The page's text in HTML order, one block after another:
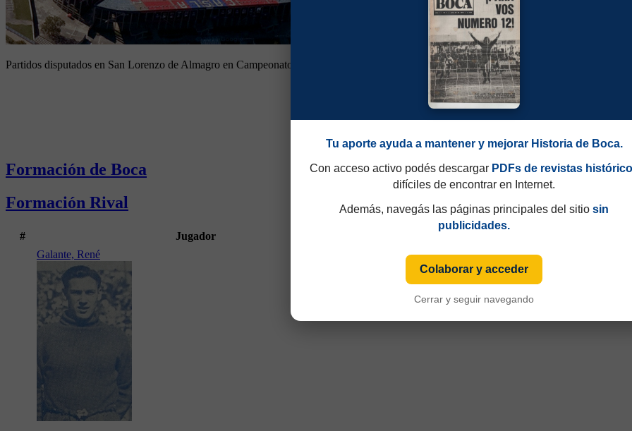
Partidos disputados en San Lorenzo de Almagro en Campeonato 1950
Formación de Boca
Formación Rival
#
Jugador
Galante, René
Tu aporte ayuda a mantener y mejorar Historia de Boca.
Con acceso activo podés descargar PDFs de revistas
difíciles de encontrar en Internet.
Además, navegás las páginas principales del sitio sin
publicidades.
Colaborar y acceder
Cerrar y seguir navegando